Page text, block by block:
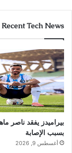
Recent Tech News
بسبب الإصابة
أغسطس 9, 2026